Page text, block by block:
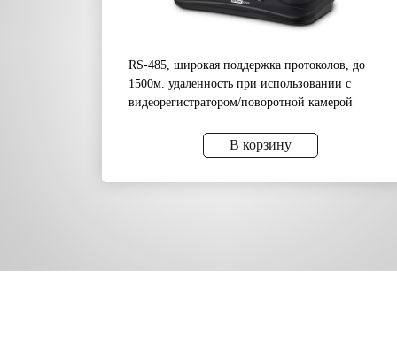
RS-485, широкая поддержка протоколов, до
1500м. удаленность при использовании с
видеорегистратором/поворотной камерой
В корзину